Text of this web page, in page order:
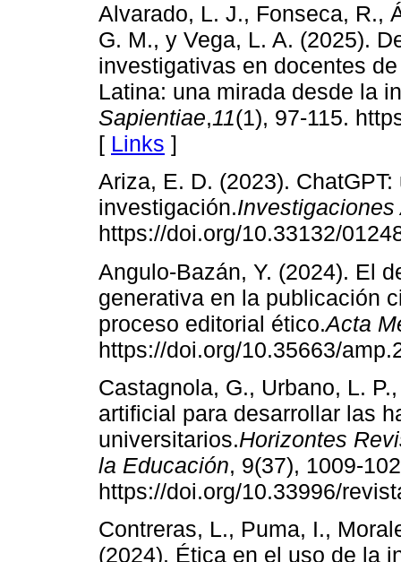
Alvarado, L. J., Fonseca, R.,
G. M., y Vega, L. A. (2025).
investigativas en docentes
Latina: una mirada desde la
Sapientiae,11(1), 97-115.
[ Links ]
Ariza, E. D. (2023).
investigación.Investigaciones
https://doi.org/10.33132/
Angulo-Bazán, Y. (2024). El
generativa en la publicación
proceso editorial ético.Acta
https://doi.org/10.35663/
Castagnola, G., Urbano, L.
artificial para desarrollar las
universitarios.Horizontes
la Educación, 9(37), 1009-
https://doi.org/10.33996/
Contreras, L., Puma, I.,
(2024). Ética en el uso de la